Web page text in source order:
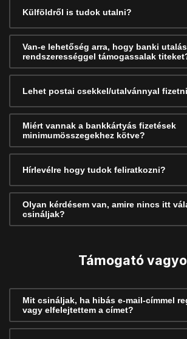
Külföldről is tudok utalni?
Van-e lehetőség arra, hogy banki
rendszerességgel támogassalak
Lehet postai csekkel/utalvánnyal
Miért vannak a bankkártyás fizetések
minimumösszegekhez kötve?
Hírlevélre hogy tudok feliratkozni?
Olyan kérdésem van, amire nincs itt
csináljak?
Támogató
Mit csináljak, ha hibás e-mail-címmel
vagy elfelejtettem a címet?